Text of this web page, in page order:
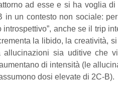
ad esse e si ha voglia
un contesto non sociale:
anche se il trip
la libido, la creatività,
allucinazioni sia uditive che
di intensità (le
dosi elevate di 2C-B).